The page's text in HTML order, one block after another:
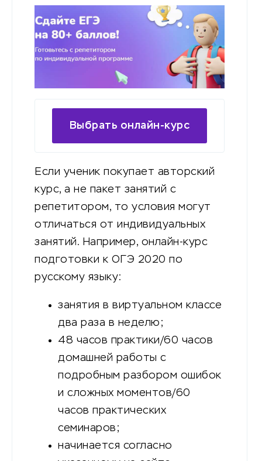
Выбрать онлайн-курс
Если ученик покупает авторский
курс, а не пакет занятий с
репетитором, то условия могут
отличаться от индивидуальных
занятий. Например, онлайн-курс
подготовки к ОГЭ 2020 по
русскому языку:
занятия в виртуальном классе
два раза в неделю;
48 часов практики/60 часов
домашней работы с
подробным разбором ошибок
и сложных моментов/60
часов практических
семинаров;
начинается согласно